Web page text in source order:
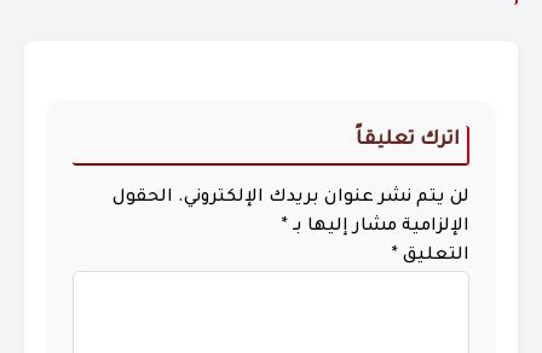
اترك تعليقاً
لن يتم نشر عنوان بريدك الإلكتروني. الحقول
الإلزامية مشار إليها بـ *
التعليق *